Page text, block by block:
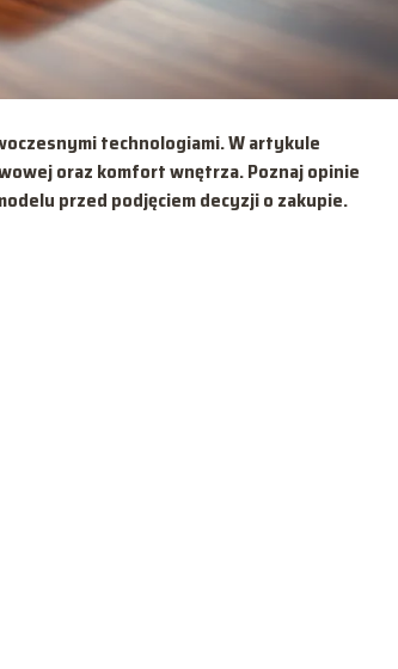
technologiami. W artykule
oraz komfort wnętrza. Poznaj opinie
przed podjęciem decyzji o zakupie.